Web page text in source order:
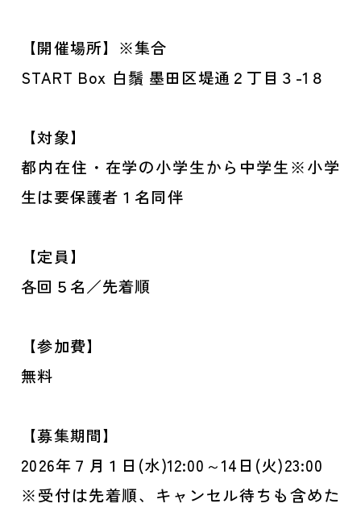
【開催場所】※集合
START Box 白鬚 墨田区堤通２丁目３-1８
【対象】
都内在住・在学の小学生から中学生※小学
生は要保護者１名同伴
【定員】
各回５名／先着順
【参加費】
無料
【募集期間】
2026年７月１日(水)12:00～14日(火)23:00
※受付は先着順、キャンセル待ちも含めた